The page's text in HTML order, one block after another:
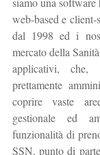
web-based e
dal 1998 ed i
mercato della
applicativi, che,
prettamente
coprire vaste
gestionale ed
funzionalità di
SSN, punto di